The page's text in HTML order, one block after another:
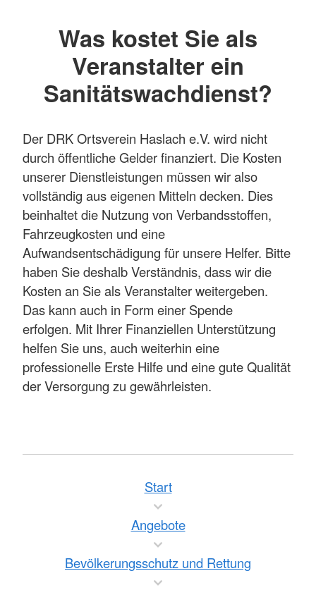
Was kostet Sie als
Veranstalter ein
Sanitätswachdienst?
Der DRK Ortsverein Haslach e.V. wird nicht
durch öffentliche Gelder finanziert. Die Kosten
unserer Dienstleistungen müssen wir also
vollständig aus eigenen Mitteln decken. Dies
beinhaltet die Nutzung von Verbandsstoffen,
Fahrzeugkosten und eine
Aufwandsentschädigung für unsere Helfer. Bitte
haben Sie deshalb Verständnis, dass wir die
Kosten an Sie als Veranstalter weitergeben.
Das kann auch in Form einer Spende
erfolgen. Mit Ihrer Finanziellen Unterstützung
helfen Sie uns, auch weiterhin eine
professionelle Erste Hilfe und eine gute Qualität
der Versorgung zu gewährleisten.
Start
Angebote
Bevölkerungsschutz und Rettung